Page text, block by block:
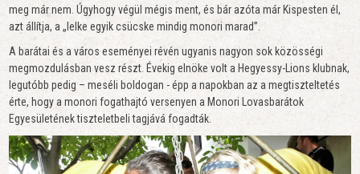
meg már nem. Úgyhogy végül mégis ment, és bár azóta már Kispesten él,
azt állítja, a „lelke egyik csücske mindig monori marad”.
A barátai és a város eseményei révén ugyanis nagyon sok közösségi
megmozdulásban vesz részt. Évekig elnöke volt a Hegyessy-Lions klubnak,
legutóbb pedig – meséli boldogan - épp a napokban az a megtiszteltetés
érte, hogy a monori fogathajtó versenyen a Monori Lovasbarátok
Egyesületének tiszteletbeli tagjává fogadták.